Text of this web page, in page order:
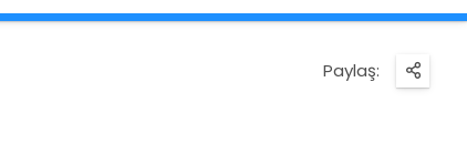
Paylaş: